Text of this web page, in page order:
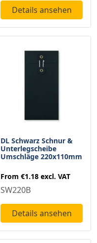
Details ansehen
DL Schwarz Schnur &
Unterlegscheibe
Umschläge 220x110mm
From €1.18 excl. VAT
SW220B
Details ansehen